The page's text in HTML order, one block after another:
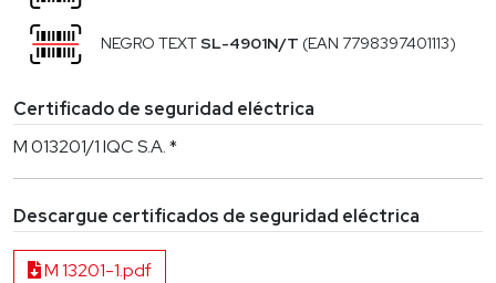
NEGRO TEXTSL-4901N/T (EAN 7798397401113)
Certificado de seguridad eléctrica
M 013201/1 IQC S.A. *
Descargue certificados de seguridad eléctrica
M 13201-1.pdf